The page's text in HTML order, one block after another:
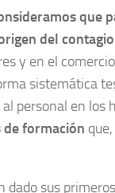
que
del contagio
y en el
sistemática
personal en los
de formación
dado sus